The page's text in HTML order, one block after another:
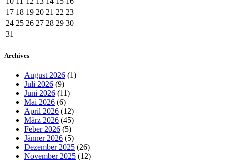
17 18 19 20 21 22 23
24 25 26 27 28 29 30
31
Archives
August 2026 (1)
Juli 2026 (9)
Juni 2026 (11)
Mai 2026 (6)
April 2026 (12)
März 2026 (45)
Feber 2026 (5)
Jänner 2026 (5)
Dezember 2025 (26)
November 2025 (12)